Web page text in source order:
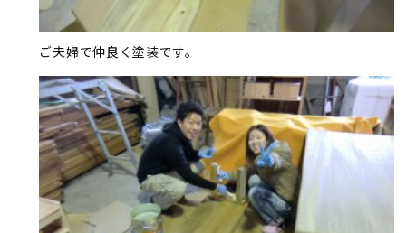
ご夫婦で仲良く塗装です。